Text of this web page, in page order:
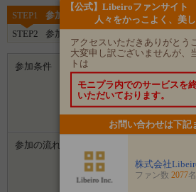
STEP1
参加登録をする
STEP2
参加完了
参加条件
※顔写真を含めてインス
みご協力お願いします。
※当選した方のご感想や
タグラムやwebサイトに
ございますので事前にご
願いします。
参加の流れ
１．「参加する」ボタン
します。
２．募集期間の終了後、
せがあります。
【公式】Libeiroファンサイ
⼈々をかっこよく、美
アクセスいただきありがとう
大変申し訳ございませんが、
トは
モニプラ内でのサービスを
いただいております。
お問い合わせは下記
株式会社
ファン数 2077名